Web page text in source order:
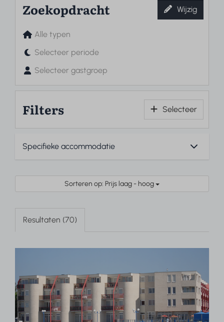
Zoekopdracht Wijzig
Alle typen
Selecteer periode
Selecteer gastgroep
Filters Selecteer
Sorteren op: Prijs laag - hoog
Resultaten (70)